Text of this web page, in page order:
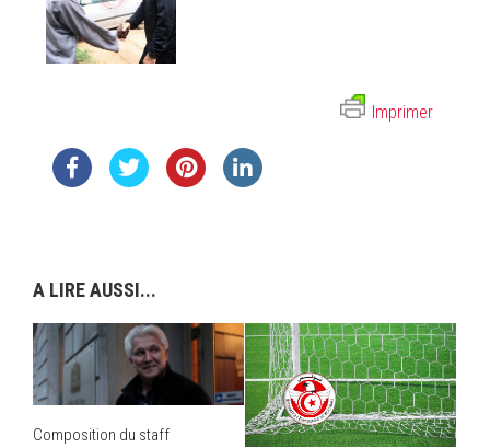
Imprimer
A LIRE AUSSI...
Composition du staff